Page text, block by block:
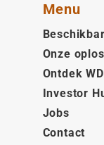
Menu
Onze
Ontdek
Investor
Jobs
Contact